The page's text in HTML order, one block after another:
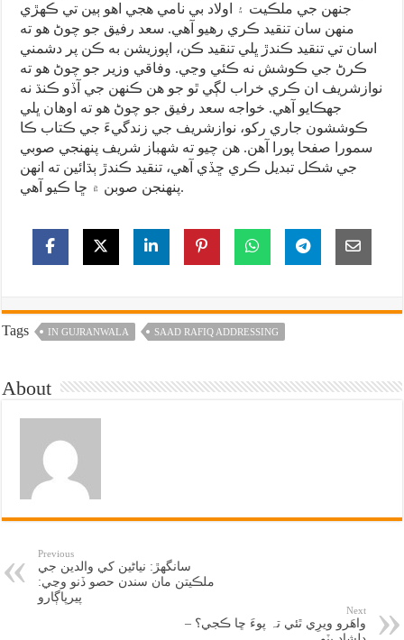
جنهن جي ملڪيت ۽ اولاد بي نامي هجي اهو ٻين تي ڪهڙي
منهن سان تنقيد ڪري رهيو آهي. سعد رفيق جو چوڻ هو ته
اسان تي تنقيد ڪندڙ ڀلي تنقيد ڪن، اپوزيشن به ڪن پر دشمني
ڪرڻ جي ڪوشش نه ڪئي وڃي. وفاقي وزير جو چوڻ هو ته
نوازشريف ان ڪري خراب لڳي ٿو جو هن ڪنهن جي آڏو ڪنڌ نه
جهڪايو آهي. خواجه سعد رفيق جو چوڻ هو ته اوهان ڀلي
ڪوششون جاري رکو، نوازشريف جي زندگيءَ جي ڪتاب ڪا
سمورا صفحا پورا آهن. هن چيو ته شهباز شريف پنهنجي صوبي
جي شڪل تبديل ڪري ڇڏي آهي، تنقيد ڪندڙ ٻڌائين ته انهن
پنهنجن صوبن ۾ ڇا ڪيو آهي.
Tags IN GUJRANWALA SAAD RAFIQ ADDRESSING
About
Previous
سانگهڙ: نياڻين کي والدين جي
ملڪيتن مان سندن حصو ڏنو وڃي:
پيرپاڳارو
Next
واھَرو ويرِي ٿئي تہ پوءَ ڇا ڪجي؟ –